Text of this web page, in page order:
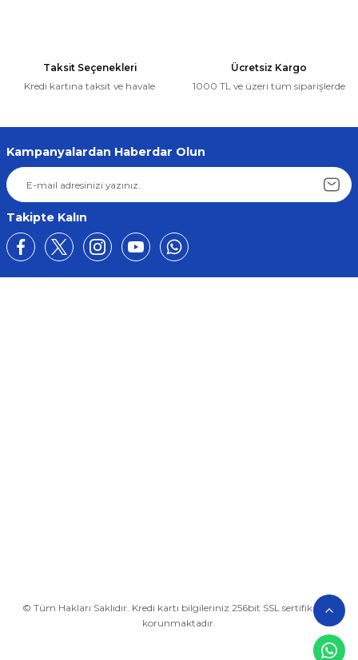
Taksit Seçenekleri
Kredi kartına taksit ve havale
Ücretsiz Kargo
1000 TL ve üzeri tüm siparişlerde
Kampanyalardan Haberdar Olun
Takipte Kalın
© Tüm Hakları Saklıdır. Kredi kartı bilgileriniz 256bit SSL sertifikası ile
korunmaktadır.